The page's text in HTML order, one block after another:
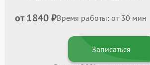
от 1840 ₽Время работы: от 30 мин
Записаться